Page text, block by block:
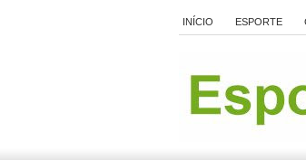
INÍCIO ESPORTE